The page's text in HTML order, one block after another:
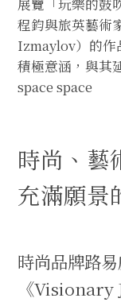
展覽「玩樂的鼓
程鈞與旅英藝術
Izmaylov）的作
積極意涵，與其
space space
時尚、
充滿願景
時尚品牌路
《Visionary